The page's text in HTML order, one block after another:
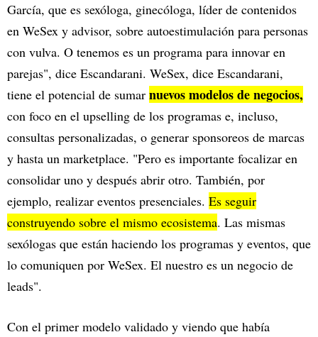
García, que es sexóloga, ginecóloga, líder de contenidos
en WeSex y advisor, sobre autoestimulación para personas
con vulva. O tenemos es un programa para innovar en
parejas", dice Escandarani. WeSex, dice Escandarani,
tiene el potencial de sumar nuevos modelos de negocios,
con foco en el upselling de los programas e, incluso,
consultas personalizadas, o generar sponsoreos de marcas
y hasta un marketplace. "Pero es importante focalizar en
consolidar uno y después abrir otro. También, por
ejemplo, realizar eventos presenciales. Es seguir
construyendo sobre el mismo ecosistema. Las mismas
sexólogas que están haciendo los programas y eventos, que
lo comuniquen por WeSex. El nuestro es un negocio de
leads".
Con el primer modelo validado y viendo que había